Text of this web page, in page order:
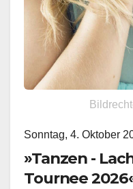
Sonntag, 4. Oktober
»Tanzen -
Tournee